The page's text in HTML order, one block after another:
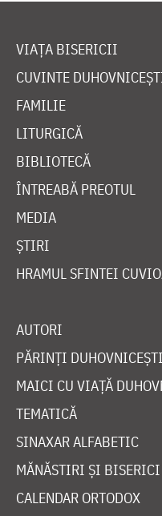
VIAȚA BISERICII
CUVINTE
FAMILIE
LITURGICĂ
BIBLIOTECĂ
ÎNTREABĂ PREOTUL
MEDIA
ȘTIRI
HRAMUL SFINTEI
AUTORI
PĂRINȚI DUHOVNICEȘTI
MAICI CU VIAȚĂ
TEMATICĂ
SINAXAR ALFABETIC
MĂNĂSTIRI ȘI BISERICI
CALENDAR ORTODOX